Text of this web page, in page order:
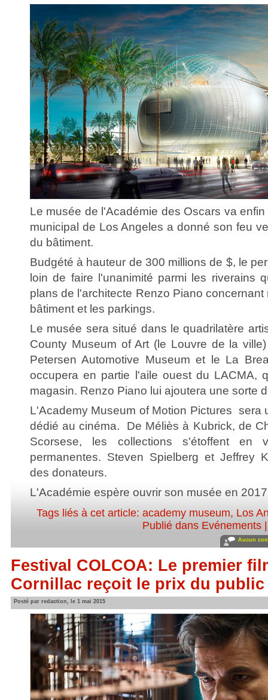
Le musée de l'Académie des Oscars va
municipal de Los Angeles a donné son feu
du bâtiment.
Budgété à hauteur de 300 millions de $, le
loin de faire l'unanimité parmi les riverains
plans de l'architecte Renzo Piano
bâtiment et les parkings.
Le musée sera situé dans le quadrilatère
County Museum of Art (le Louvre de la
Petersen Automotive Museum et le La
occupera en partie l'aile ouest du LACMA,
magasin. Renzo Piano lui ajoutera une sorte
L'Academy Museum of Motion Pictures sera
dédié au cinéma. De Méliès à Kubrick, de
Scorsese, les collections s'étoffent en
permanentes. Steven Spielberg et Jeffrey
des donateurs.
L'Académie espère ouvrir son musée en
Tags liés à cet article: academy museum, Los
Publié dans Evénements
Aucun
Festival COLCOA: Le premier
Cornillac reçoit le prix du public
Posté par redaction, le 1 mai 2015